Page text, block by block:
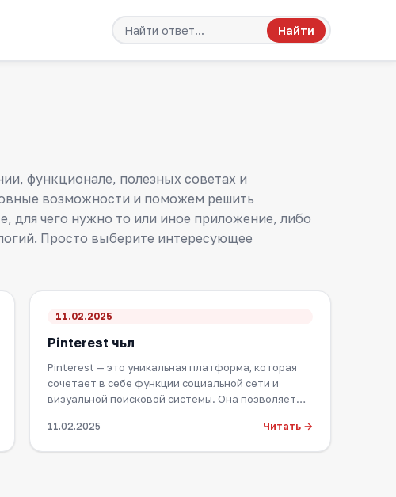
Найти
функционале, полезных советах и
возможности и поможем решить
для чего нужно то или иное приложение, либо
Просто выберите интересующее
11.02.2025
Pinterest чьл
Pinterest — это уникальная платформа, которая
сочетает в себе функции социальной сети и
визуальной поисковой системы. Она позволяет
11.02.2025 Читать →